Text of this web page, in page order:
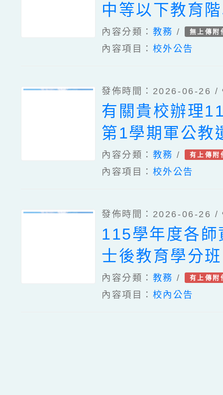
中等以下教育
型態實驗教育
表暨研討會一
內容分類： 教務 / 無上傳附
內容項目： 校外公告
發佈時間：2026-06-26 /
有關貴校辦理
第1學期軍公教
障礙榮軍子女
待申請事宜，
內容分類： 教務 / 有上傳附
內容項目： 校外公告
發佈時間：2026-06-26 /
115學年度各師
士後教育學分
訊，請協助公
華大學臺灣語
內容分類： 教務 / 有上傳附
內容項目： 校內公告